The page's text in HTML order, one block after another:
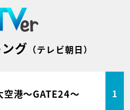
グ （テレビ朝日）
空港～GATE24～ 1